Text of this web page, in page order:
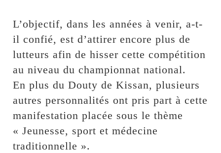
L’objectif, dans les années à venir, a-t-
il confié, est d’attirer encore plus de
lutteurs afin de hisser cette compétition
au niveau du championnat national.
En plus du Douty de Kissan, plusieurs
autres personnalités ont pris part à cette
manifestation placée sous le thème
« Jeunesse, sport et médecine
traditionnelle ».